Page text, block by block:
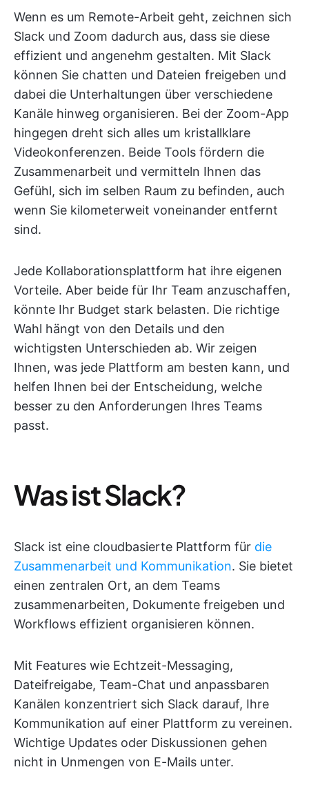
Wenn es um Remote-Arbeit geht, zeichnen sich
Slack und Zoom dadurch aus, dass sie diese
effizient und angenehm gestalten. Mit Slack
können Sie chatten und Dateien freigeben und
dabei die Unterhaltungen über verschiedene
Kanäle hinweg organisieren. Bei der Zoom-App
hingegen dreht sich alles um kristallklare
Videokonferenzen. Beide Tools fördern die
Zusammenarbeit und vermitteln Ihnen das
Gefühl, sich im selben Raum zu befinden, auch
wenn Sie kilometerweit voneinander entfernt
sind.
Jede Kollaborationsplattform hat ihre eigenen
Vorteile. Aber beide für Ihr Team anzuschaffen,
könnte Ihr Budget stark belasten. Die richtige
Wahl hängt von den Details und den
wichtigsten Unterschieden ab. Wir zeigen
Ihnen, was jede Plattform am besten kann, und
helfen Ihnen bei der Entscheidung, welche
besser zu den Anforderungen Ihres Teams
passt.
Was ist Slack?
Slack ist eine cloudbasierte Plattform für die
Zusammenarbeit und Kommunikation. Sie bietet
einen zentralen Ort, an dem Teams
zusammenarbeiten, Dokumente freigeben und
Workflows effizient organisieren können.
Mit Features wie Echtzeit-Messaging,
Dateifreigabe, Team-Chat und anpassbaren
Kanälen konzentriert sich Slack darauf, Ihre
Kommunikation auf einer Plattform zu vereinen.
Wichtige Updates oder Diskussionen gehen
nicht in Unmengen von E-Mails unter.